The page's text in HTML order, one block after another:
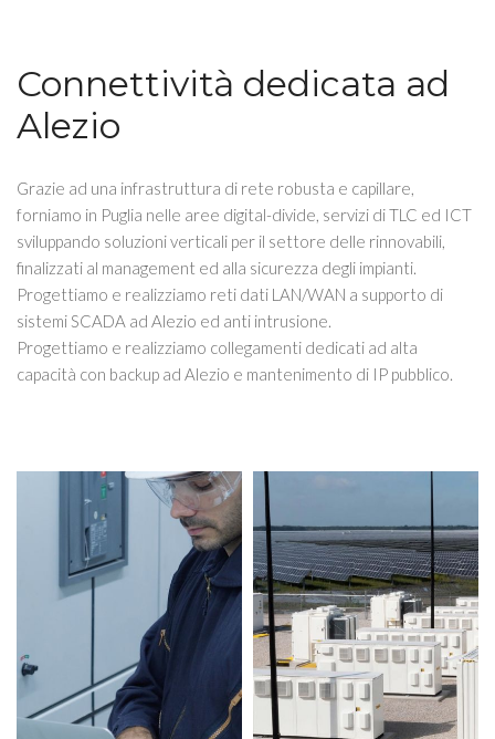
Connettività dedicata ad
Alezio
Grazie ad una infrastruttura di rete robusta e capillare,
forniamo in Puglia nelle aree digital-divide, servizi di TLC ed ICT
sviluppando soluzioni verticali per il settore delle rinnovabili,
finalizzati al management ed alla sicurezza degli impianti.
Progettiamo e realizziamo reti dati LAN/WAN a supporto di
sistemi SCADA ad Alezio ed anti intrusione.
Progettiamo e realizziamo collegamenti dedicati ad alta
capacità con backup ad Alezio e mantenimento di IP pubblico.